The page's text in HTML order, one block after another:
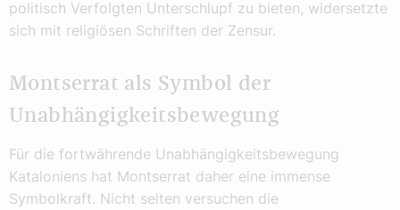
politisch Verfolgten Unterschlupf zu bieten, widersetzte
sich mit religiösen Schriften der Zensur.
Montserrat als Symbol der
Unabhängigkeitsbewegung
Für die fortwährende Unabhängigkeitsbewegung
Kataloniens hat Montserrat daher eine immense
Symbolkraft. Nicht selten versuchen die